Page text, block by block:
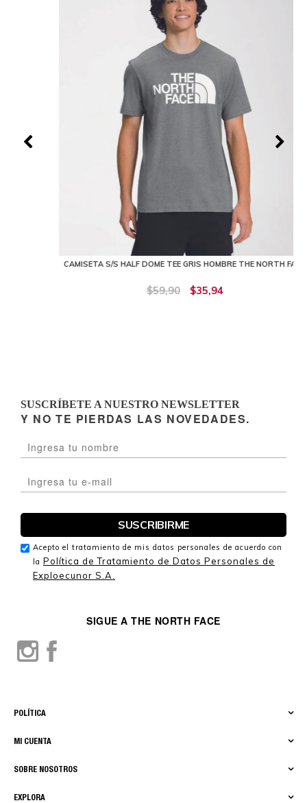
CAMISETA S/S HALF DOME TEE GRIS HOMBRE THE NORTH FACE
$59,90 $35,94
EXPLORA
SOBRE NOSOTROS
MI CUENTA
POLÍTICA
SIGUE A THE NORTH FACE
SUSCRÍBETE A NUESTRO NEWSLETTER
Y NO TE PIERDAS LAS NOVEDADES.
Acepto el tratamiento de mis datos personales de acuerdo con
la Política de Tratamiento de Datos Personales de
Exploecunor S.A.